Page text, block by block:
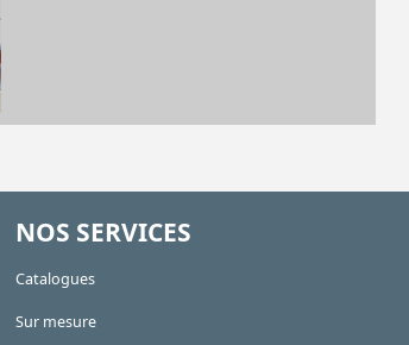
NOS SERVICES
Catalogues
Sur mesure